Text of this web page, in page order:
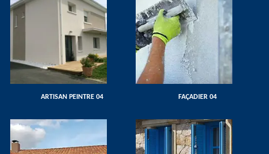
ARTISAN PEINTRE 04 FAÇADIER 04